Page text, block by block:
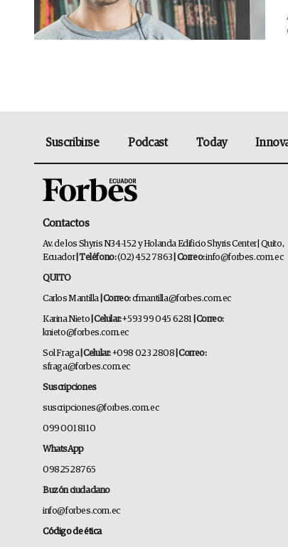
Suscribirse Podcast Today
Contactos
Av. de los Shyris N34-152 y Holanda Edificio Shyris Center | Quito,
Ecuador | Teléfono:(02) 452 7863 | Correo:info@forbes.com.ec
QUITO
Carlos Mantilla | Correo:cfmantilla@forbes.com.ec
Karina Nieto | Celular:+593 99 045 6281 | Correo:
knieto@forbes.com.ec
Sol Fraga| Celular:+098 023 2808 | Correo:
sfraga@forbes.com.ec
Suscripciones
suscripciones@forbes.com.ec
099 001 8110
WhatsApp
0982528765
Buzón ciudadano
info@forbes.com.ec
Código de ética